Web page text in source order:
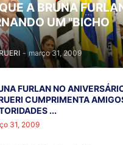
A BRUNA
UM "BICHO
- março 31, 2009
FURLAN NO
CUMPRIMENTA
...
31, 2009